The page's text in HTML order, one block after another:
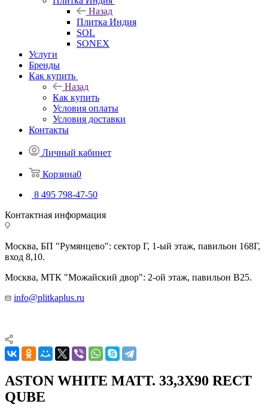
Назад
Плитка Индия
SOL
SONEX
Услуги
Бренды
Как купить
Назад
Как купить
Условия оплаты
Условия доставки
Контакты
Личный кабинет
Корзина0
8 495 798-47-50
Контактная информация
Москва, БП "Румянцево": сектор Г, 1-ый этаж, павильон 168Г,
вход 8,10.
Москва, МТК "Можайский двор": 2-ой этаж, павильон В25.
info@plitkaplus.ru
ASTON WHITE MATT. 33,3X90 RECT
QUBE